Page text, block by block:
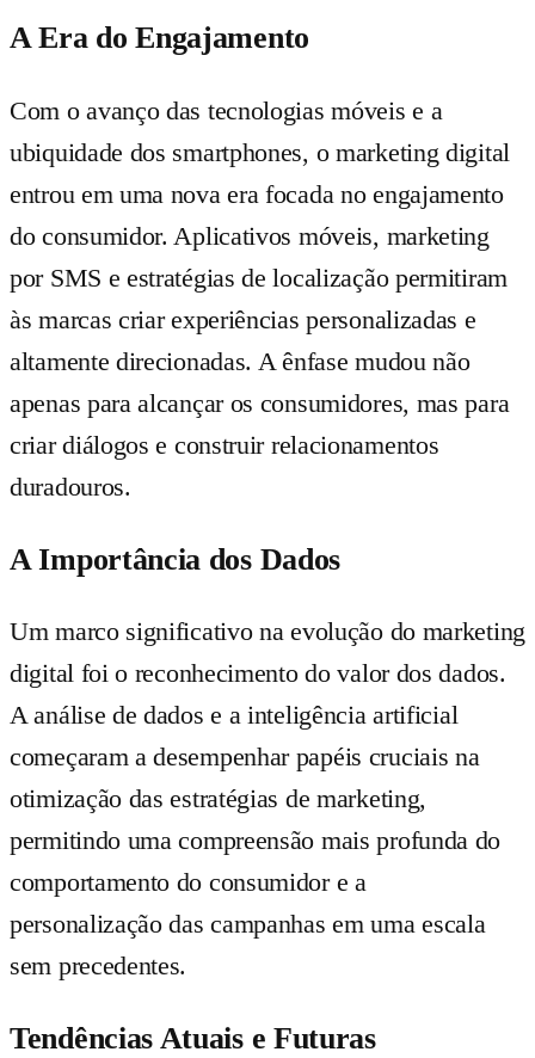
A Era do Engajamento
Com o avanço das tecnologias móveis e a
ubiquidade dos smartphones, o marketing digital
entrou em uma nova era focada no engajamento
do consumidor. Aplicativos móveis, marketing
por SMS e estratégias de localização permitiram
às marcas criar experiências personalizadas e
altamente direcionadas. A ênfase mudou não
apenas para alcançar os consumidores, mas para
criar diálogos e construir relacionamentos
duradouros.
A Importância dos Dados
Um marco significativo na evolução do marketing
digital foi o reconhecimento do valor dos dados.
A análise de dados e a inteligência artificial
começaram a desempenhar papéis cruciais na
otimização das estratégias de marketing,
permitindo uma compreensão mais profunda do
comportamento do consumidor e a
personalização das campanhas em uma escala
sem precedentes.
Tendências Atuais e Futuras